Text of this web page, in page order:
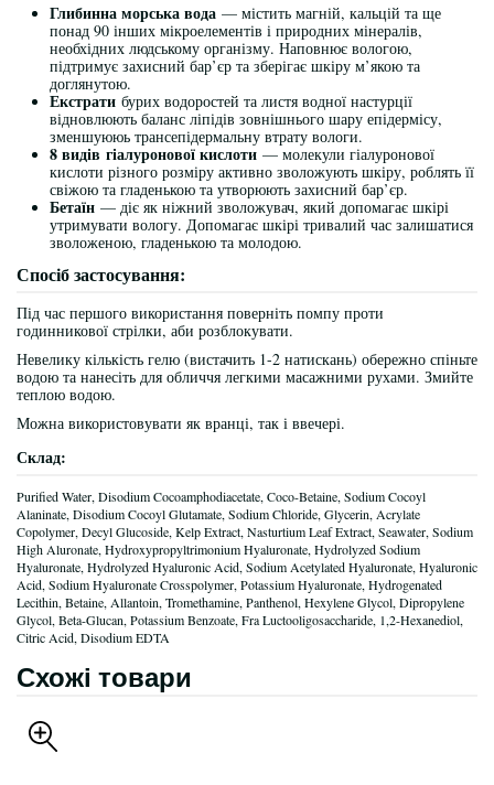
Глибинна морська вода — містить магній, кальцій та ще
понад 90 інших мікроелементів і природних мінералів,
необхідних людському організму. Наповнює вологою,
підтримує захисний бар’єр та зберігає шкіру м’якою та
доглянутою.
Екстрати бурих водоростей та листя водної настурції
відновлюють баланс ліпідів зовнішнього шару епідермісу,
зменшуююь трансепідермальну втрату вологи.
8 видів гіалуронової кислоти — молекули гіалуронової
кислоти різного розміру активно зволожують шкіру, роблять її
свіжою та гладенькою та утворюють захисний бар’єр.
Бетаїн — діє як ніжний зволожувач, який допомагає шкірі
утримувати вологу. Допомагає шкірі тривалий час залишатися
зволоженою, гладенькою та молодою.
Спосіб застосування:
Під час першого використання поверніть помпу проти
годинникової стрілки, аби розблокувати.
Невелику кількість гелю (вистачить 1-2 натискань) обережно спіньте
водою та нанесіть для обличчя легкими масажними рухами. Змийте
теплою водою.
Можна використовувати як вранці, так і ввечері.
Склад:
Purified Water, Disodium Cocoamphodiacetate, Coco-Betaine, Sodium Cocoyl
Alaninate, Disodium Cocoyl Glutamate, Sodium Chloride, Glycerin, Acrylate
Copolymer, Decyl Glucoside, Kelp Extract, Nasturtium Leaf Extract, Seawater, Sodium
High Aluronate, Hydroxypropyltrimonium Hyaluronate, Hydrolyzed Sodium
Hyaluronate, Hydrolyzed Hyaluronic Acid, Sodium Acetylated Hyaluronate, Hyaluronic
Acid, Sodium Hyaluronate Crosspolymer, Potassium Hyaluronate, Hydrogenated
Lecithin, Betaine, Allantoin, Tromethamine, Panthenol, Hexylene Glycol, Dipropylene
Glycol, Beta-Glucan, Potassium Benzoate, Fra Luctooligosaccharide, 1,2-Hexanediol,
Citric Acid, Disodium EDTA
Схожі товари